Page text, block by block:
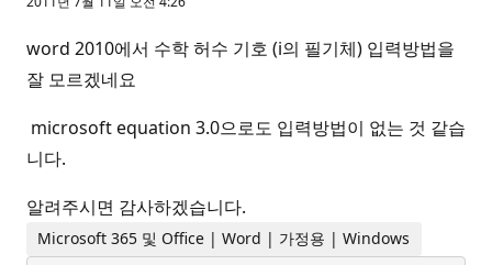
word 2010에서 수학 허수 기호 (i의 필기체) 입력방법을
잘 모르겠네요
microsoft equation 3.0으로도 입력방법이 없는 것 같습
니다.
알려주시면 감사하겠습니다.
Microsoft 365 및 Office | Word | 가정용 | Windows